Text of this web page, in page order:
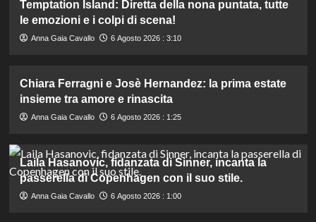
Temptation Island: Diretta della nona puntata, tutte
le emozioni e i colpi di scena!
Anna Gaia Cavallo 6 Agosto 2026 : 3:10
Chiara Ferragni e Josè Hernandez: la prima estate
insieme tra amore e rinascita
Anna Gaia Cavallo 6 Agosto 2026 : 1:25
Laila Hasanovic, fidanzata di Sinner, incanta la
passerella di Copenhagen con il suo stile.
Anna Gaia Cavallo 6 Agosto 2026 : 1:00